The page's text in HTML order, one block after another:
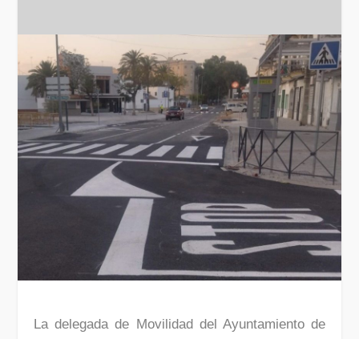
La delegada de Movilidad del Ayuntamiento de